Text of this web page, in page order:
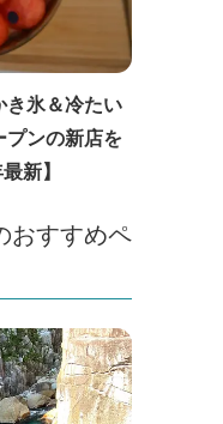
き氷＆冷たい
プンの新店を
新】
おすすめペ